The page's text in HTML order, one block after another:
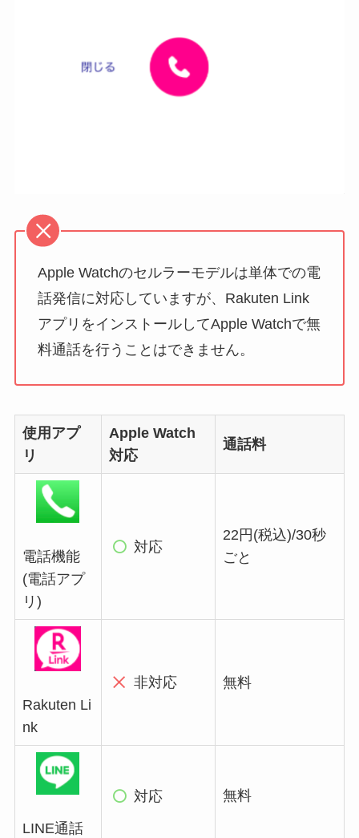
Apple Watchのセルラーモデルは単体での電
話発信に対応していますが、Rakuten Link
アプリをインストールしてApple Watchで無
料通話を行うことはできません。
使用アプ
リ
Apple Watch
対応
通話料
電話機能
(電話アプ
リ)
対応
22円(税込)/30秒
ごと
Rakuten Li
nk
非対応 無料
LINE通話
対応 無料